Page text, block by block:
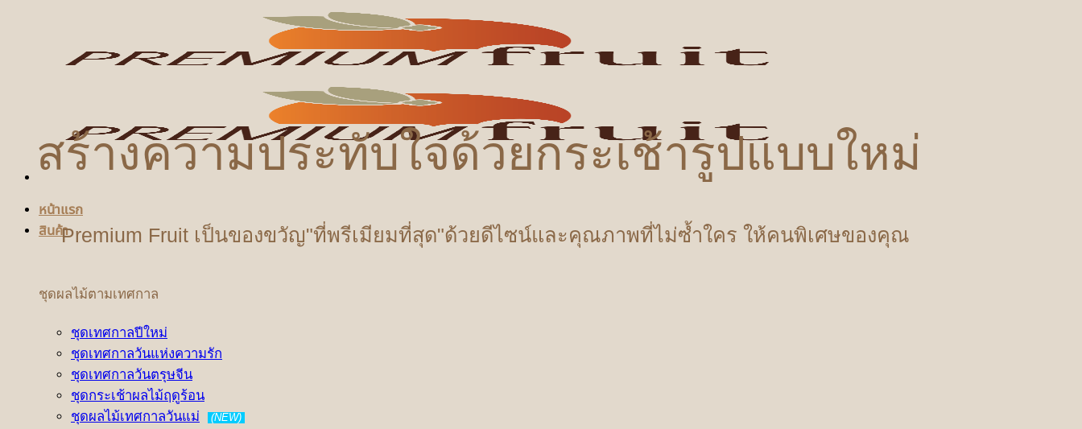
หน้าแรก
สินค้า
ชุดผลไม้ตามเทศกาล
ชุดเทศกาลปีใหม่
ชุดเทศกาลวันแห่งความรัก
ชุดเทศกาลวันตรุษจีน
ชุดกระเช้าผลไม้ฤดูร้อน
ชุดผลไม้เทศกาลวันแม่
(NEW)
สร้างความประทับใจด้วยกระเช้ารูปแบบใหม่
Premium Fruit เป็นของขวัญ"ที่พรีเมียมที่สุด"ด้วยดีไซน์และคุณภาพที่ไม่ซ้ำใคร ให้คนพิเศษของคุณ